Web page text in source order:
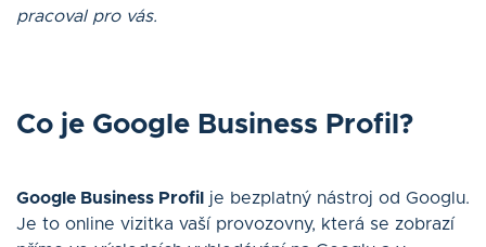
pracoval pro vás.
Co je Google Business Profil?
Google Business Profil
je bezplatný nástroj od Googlu.
Je to online vizitka vaší provozovny, která se zobrazí